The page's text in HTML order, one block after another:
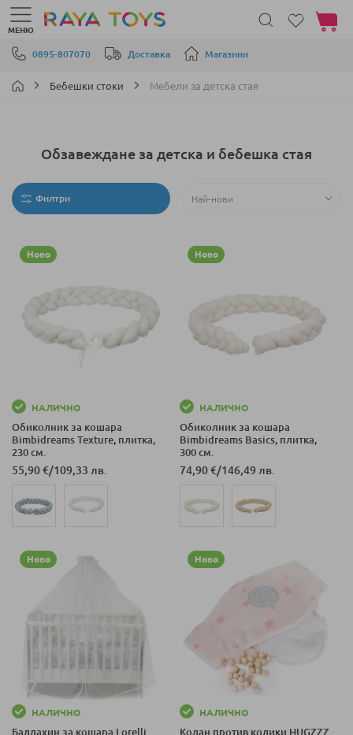
Прескачане към съдържанието
0895-807070 Доставка Магазини
МЕНЮ
Моята
Бебешки стоки Мебели за детска стая
Обзавеждане за детска и бебешка стая
Филтри
Ново
НАЛИЧНО
Обиколник за кошара
Bimbidreams Texture, плитка,
230 см.
55,90 €/109,33 лв.
Ново
НАЛИЧНО
Обиколник за кошара
Bimbidreams Basics, плитка,
300 см.
74,90 €/146,49 лв.
Ново
НАЛИЧНО
Балдахин за кошара Lorelli
Ново
НАЛИЧНО
Колан против колики HUGZZZ